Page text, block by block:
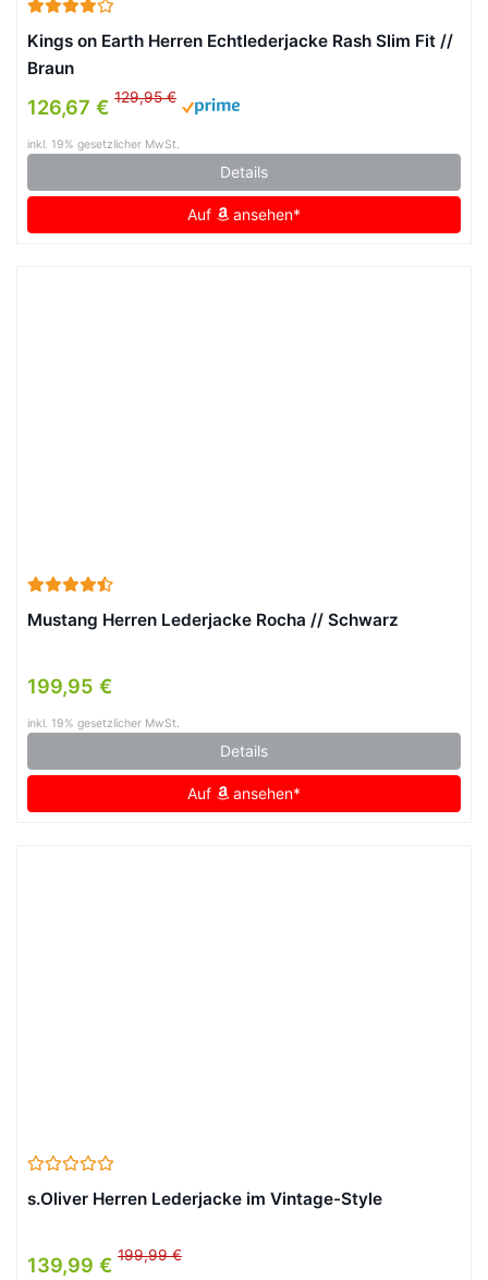
Kings on Earth Herren Echtlederjacke Rash Slim Fit //
Braun
126,67 € 129,95 €
inkl. 19% gesetzlicher MwSt.
Details
Auf ansehen*
Mustang Herren Lederjacke Rocha // Schwarz
199,95 €
inkl. 19% gesetzlicher MwSt.
Details
Auf ansehen*
s.Oliver Herren Lederjacke im Vintage-Style
139,99 € 199,99 €